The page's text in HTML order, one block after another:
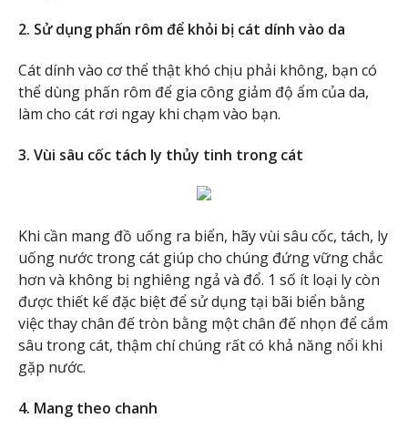
2. Sử dụng phấn rôm để khỏi bị cát dính vào da
Cát dính vào cơ thể thật khó chịu phải không, bạn có
thể dùng phấn rôm để gia công giảm độ ẩm của da,
làm cho cát rơi ngay khi chạm vào bạn.
3. Vùi sâu cốc tách ly thủy tinh trong cát
Khi cần mang đồ uống ra biển, hãy vùi sâu cốc, tách, ly
uống nước trong cát giúp cho chúng đứng vững chắc
hơn và không bị nghiêng ngả và đổ. 1 số ít loại ly còn
được thiết kế đặc biệt để sử dụng tại bãi biển bằng
việc thay chân đế tròn bằng một chân đế nhọn để cắm
sâu trong cát, thậm chí chúng rất có khả năng nổi khi
gặp nước.
4. Mang theo chanh